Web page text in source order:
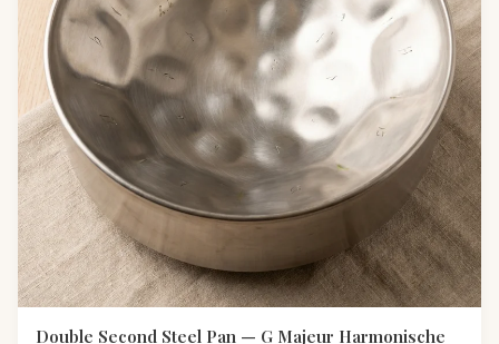
Double Second Steel Pan — G Majeur Harmonische